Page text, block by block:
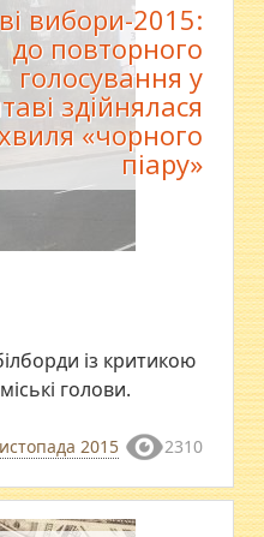
вибори-2015:
до повторного
голосування у
здійнялася
«чорного
піару»
із критикою
голови.
2015 2310